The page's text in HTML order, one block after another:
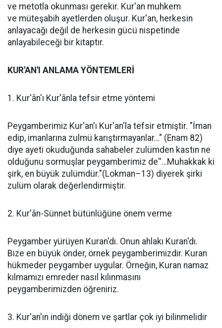
ve metotla okunması gerekir. Kur'an muhkem
ve müteşabih ayetlerden oluşur. Kur'an, herkesin
anlayacağı değil de herkesin gücü nispetinde
anlayabileceği bir kitaptır.
KUR'AN'I ANLAMA YÖNTEMLERİ
1. Kur'ân'ı Kur'ânla tefsir etme yöntemi
Peygamberimiz Kur'an'ı Kur'an'la tefsir etmiştir. "İman
edip, imanlarına zulmü karıştırmayanlar…" (Enam 82)
diye ayeti okuduğunda sahabeler zulümden kastın ne
olduğunu sormuşlar peygamberimiz de''…Muhakkak ki
şirk, en büyük zulümdür."(Lokman–13) diyerek şirki
zulüm olarak değerlendirmiştir.
2. Kur'ân-Sünnet bütünlüğüne önem verme
Peygamber yürüyen Kuran'dı. Onun ahlakı Kuran'dı.
Bize en büyük önder, örnek peygamberimizdir. Kuran
hükmeder peygamber uygular. Örneğin, Kuran namaz
kılmamızı emreder nasıl kılınmasını
peygamberimizden öğreniriz.
3. Kur'an'ın indiği dönem ve şartlar çok iyi bilinmelidir